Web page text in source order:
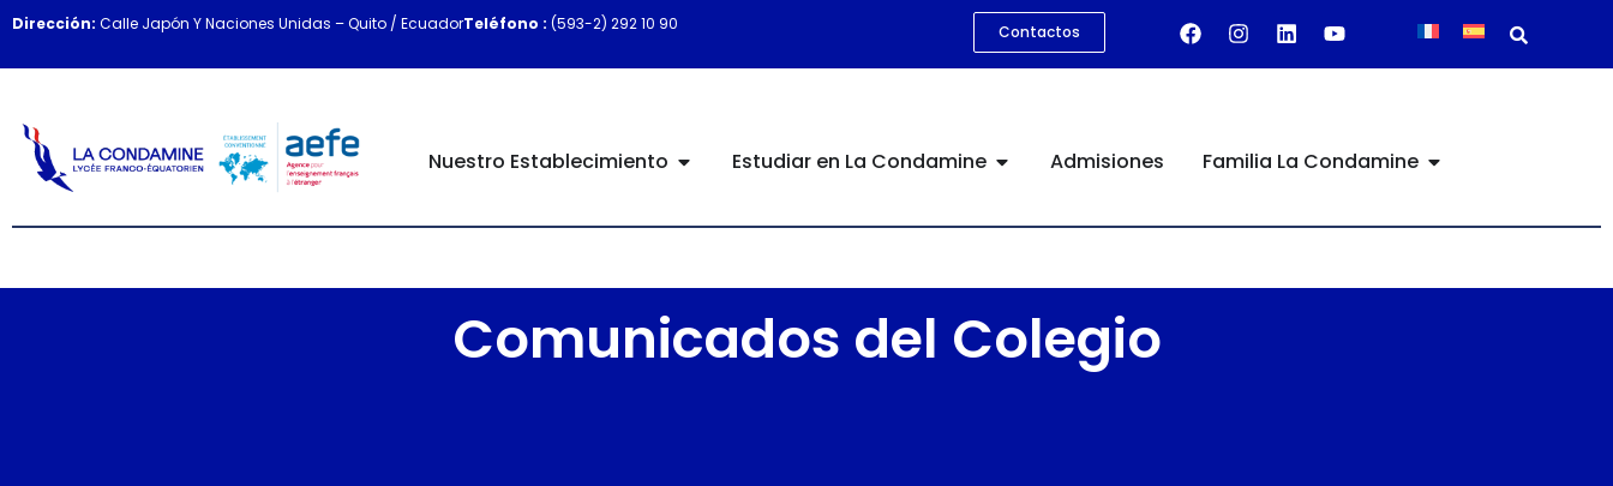
Dirección: Calle Japón Y Naciones Unidas – Quito / EcuadorTeléfono : (593-2) 292 10 90 Contactos
Nuestro Establecimiento Estudiar en La Condamine Admisiones Familia La Condamine
Comunicados del Colegio